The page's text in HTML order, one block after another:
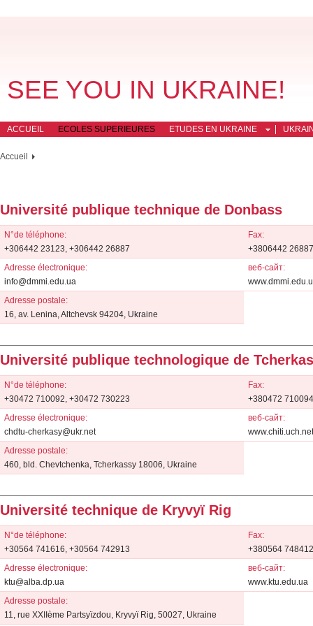
SEE YOU IN UKRAINE!
ACCUEIL ECOLES SUPERIEURES ETUDES EN UKRAINE
Accueil
Université publique technique de Donbass
N°de téléphone:
+306442 23123, +306442 26887
Fax:
+3806442 26887
Adresse électronique:
info@dmmi.edu.ua
веб-сайт:
Adresse postale:
16, av. Lenina, Altchevsk 94204, Ukraine
Université publique technologique de
N°de téléphone:
+30472 710092, +30472 730223
Fax:
+380472
Adresse électronique:
chdtu-cherkasy@ukr.net
веб-сайт:
www.chiti.uch.net
Adresse postale:
460, bld. Chevtchenka, Tcherkassy 18006, Ukraine
Université technique de Kryvyï Rig
N°de téléphone:
+30564 741616, +30564 742913
Fax:
+380564 748412
Adresse électronique:
ktu@alba.dp.ua
веб-сайт:
www.ktu.edu.ua
Adresse postale:
11, rue ХХІІème Partsyїzdou, Kryvyï Rig, 50027, Ukraine